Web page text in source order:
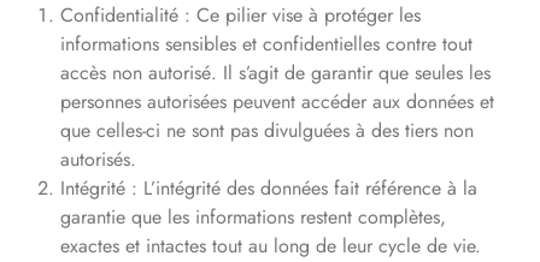
Confidentialité : Ce pilier vise à protéger les
informations sensibles et confidentielles contre tout
accès non autorisé. Il s’agit de garantir que seules les
personnes autorisées peuvent accéder aux données et
que celles-ci ne sont pas divulguées à des tiers non
autorisés.
Intégrité : L’intégrité des données fait référence à la
garantie que les informations restent complètes,
exactes et intactes tout au long de leur cycle de vie.